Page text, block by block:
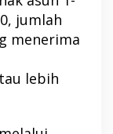
jumlah
menerima
lebih